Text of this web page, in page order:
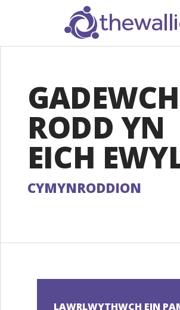
GADEWCH
RODD YN
EICH
CYMYNRODDION